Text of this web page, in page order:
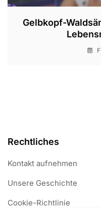
Gelbkopf-
Rechtliches
Kontakt aufnehmen
Unsere Geschichte
Cookie-Richtlinie